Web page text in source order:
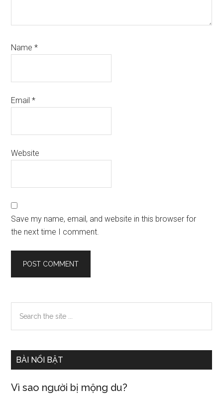
Name*
Email*
Website
Save my name, email, and website in this browser for
the next time I comment.
Primary
Sidebar
the
BÀI NỔI BẬT
Vì sao người bị mộng du?